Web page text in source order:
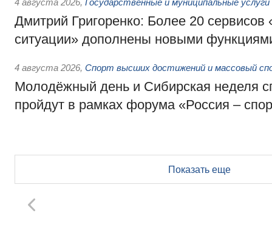
4 августа 2026, Государственные и муниципальные услуги
Дмитрий Григоренко: Более 20 сервисов
ситуации» дополнены новыми
4 августа 2026, Спорт высших достижений и массовый
Молодёжный день и Сибирская неделя
пройдут в рамках форума «Россия –
Показать еще